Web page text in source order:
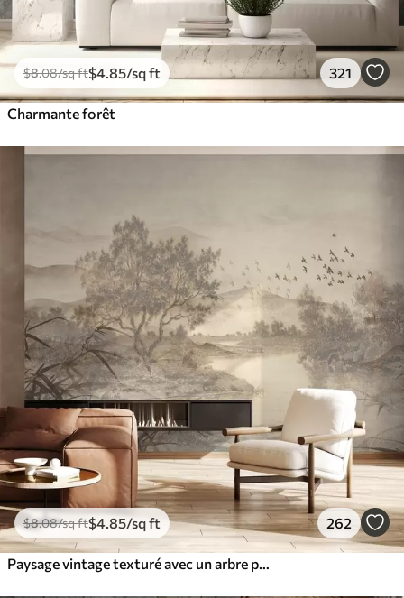
$8.08/sq ft$4 .85/sq ft 321
Charmante forêt
$8.08/sq ft$4 .85/sq ft 262